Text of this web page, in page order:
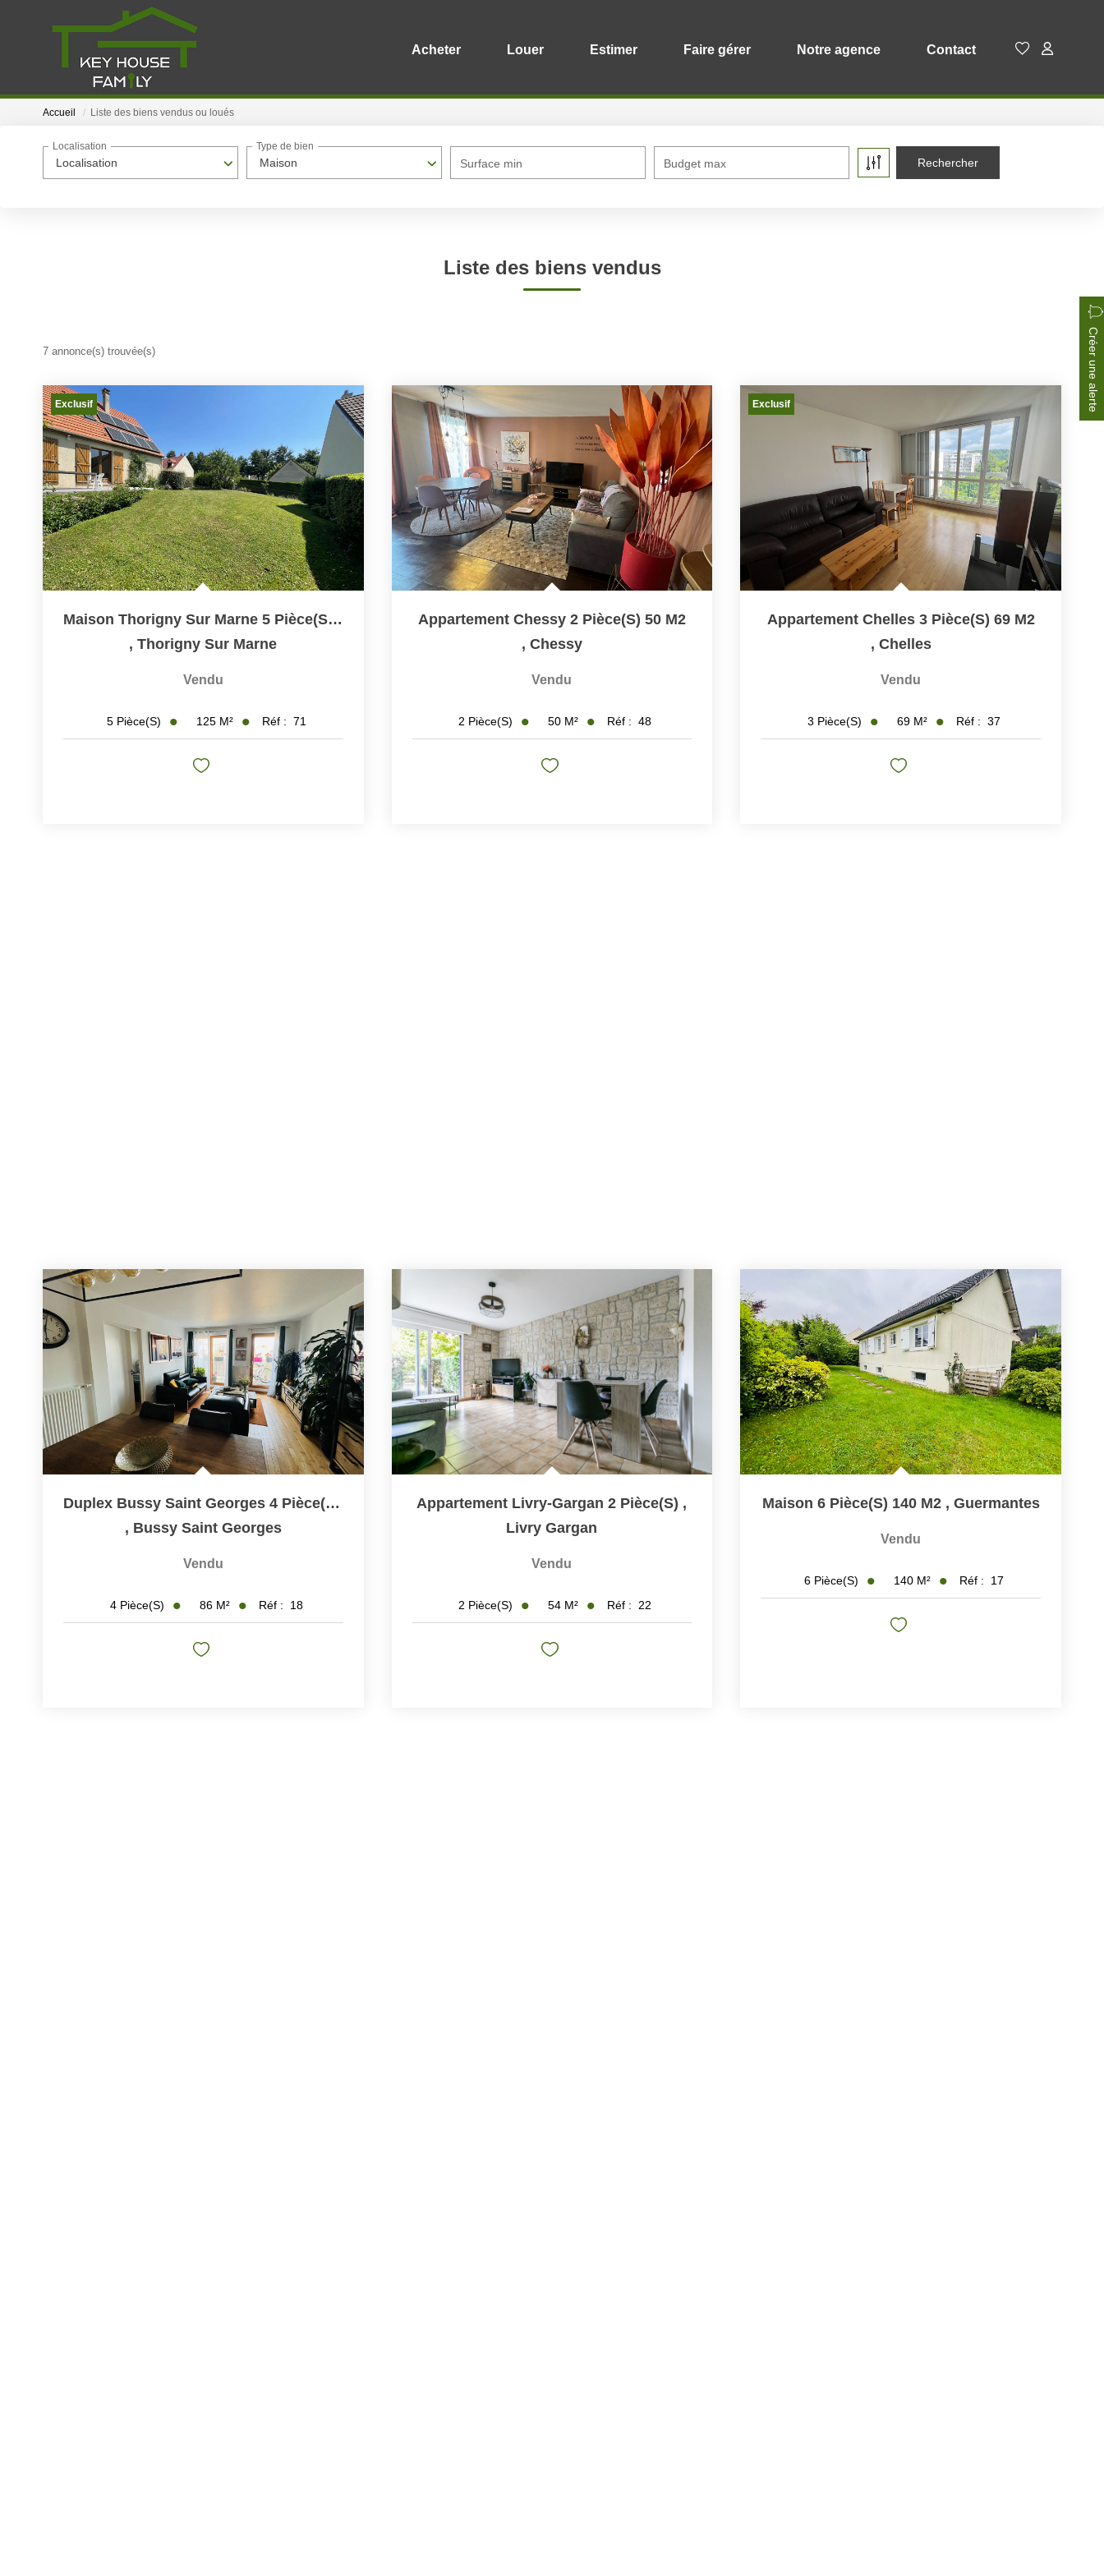
Acheter Louer Estimer Faire gérer Notre agence Contact
Accueil Liste des biens vendus ou loués
Localisation
Localisation
Maison
Type de bien
Surface min Budget max
Liste des biens vendus
Créer une alerte
7 annonce(s) trouvée(s)
Exclusif
Maison Thorigny Sur Marne 5 Pièce(s) 115 M2 (207 M2 Au Sol)
,Thorigny Sur Marne
Vendu
5 Pièce(s) 125 M² Réf : 71
Appartement Chessy 2 Pièce(s) 50 M2
, Chessy
Vendu
2 Pièce(s) 50 M² Réf : 48
Exclusif
Appartement Chelles 3 Pièce(s) 69 M2
, Chelles
Vendu
3 Pièce(s) 69 M² Réf : 37
Duplex Bussy Saint Georges 4 Pièce(s) 87 M2
, Bussy Saint Georges
Vendu
4 Pièce(s) 86 M² Réf : 18
Appartement Livry-Gargan 2 Pièce(s) ,
Livry Gargan
Vendu
2 Pièce(s) 54 M² Réf : 22
Maison 6 Pièce(s) 140 M2 , Guermantes
Vendu
6 Pièce(s) 140 M² Réf : 17